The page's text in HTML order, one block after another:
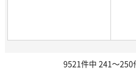
9521件中 241～250